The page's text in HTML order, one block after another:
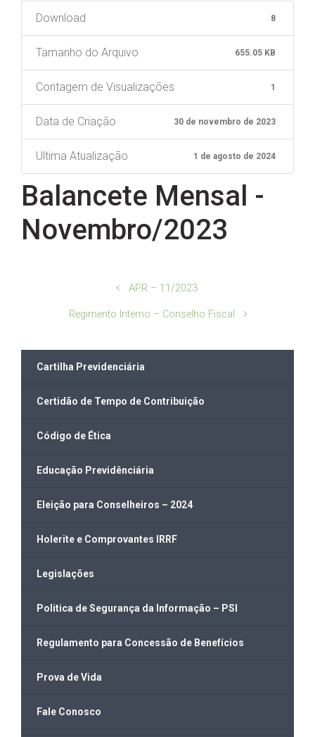
Download 8
Tamanho do Arquivo 655.05 KB
Contagem de Visualizações 1
Data de Criação 30 de novembro de 2023
Ultima Atualização 1 de agosto de 2024
Balancete Mensal -
Novembro/2023
APR – 11/2023
Regimento Interno – Conselho Fiscal
Cartilha Previdenciária
Certidão de Tempo de Contribuição
Código de Ética
Educação Previdênciária
Eleição para Conselheiros – 2024
Holerite e Comprovantes IRRF
Legislações
Politica de Segurança da Informação – PSI
Regulamento para Concessão de Benefícios
Prova de Vida
Fale Conosco